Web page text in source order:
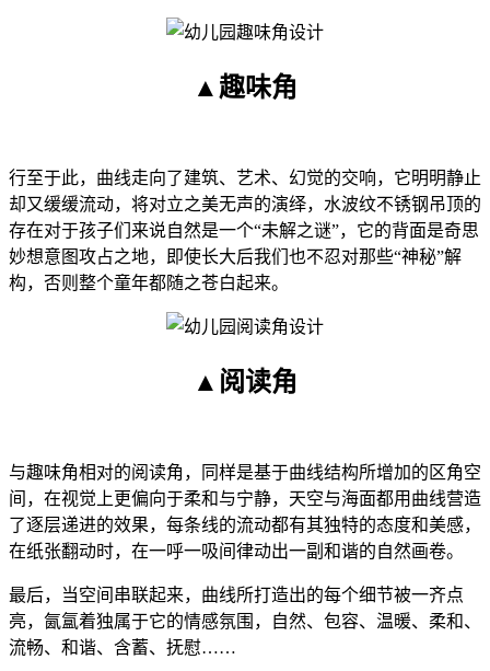
▲趣味角
行至于此，曲线走向了建筑、艺术、幻觉的交响，它明明静止
却又缓缓流动，将对立之美无声的演绎，水波纹不锈钢吊顶的
存在对于孩子们来说自然是一个“未解之谜”，它的背面是奇思
妙想意图攻占之地，即使长大后我们也不忍对那些“神秘”解
构，否则整个童年都随之苍白起来。
▲阅读角
与趣味角相对的阅读角，同样是基于曲线结构所增加的区角空
间，在视觉上更偏向于柔和与宁静，天空与海面都用曲线营造
了逐层递进的效果，每条线的流动都有其独特的态度和美感，
在纸张翻动时，在一呼一吸间律动出一副和谐的自然画卷。
最后，当空间串联起来，曲线所打造出的每个细节被一齐点
亮，氤氲着独属于它的情感氛围，自然、包容、温暖、柔和、
流畅、和谐、含蓄、抚慰……